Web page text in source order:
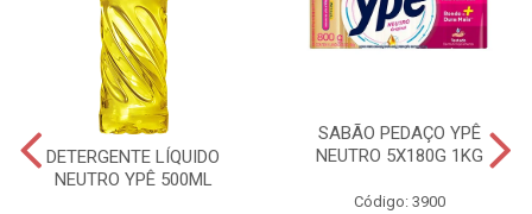
DETERGENTE LÍQUIDO
NEUTRO YPÊ 500ML
SABÃO PEDAÇO YPÊ
NEUTRO 5X180G 1KG
Código: 3900